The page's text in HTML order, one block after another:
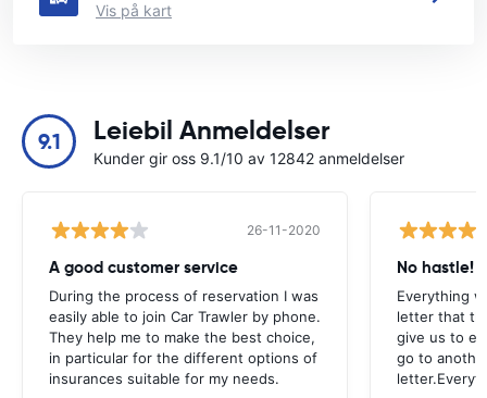
Vis på kart
9.1 Leiebil Anmeldelser
Kunder gir oss 9.1/10 av 12842 anmeldelser
26-11-2020
A good customer service
During the process of reservation I was
easily able to join Car Trawler by phone.
They help me to make the best choice,
in particular for the different options of
insurances suitable for my needs.
No hastle!
Everything
letter that
give us to
go to